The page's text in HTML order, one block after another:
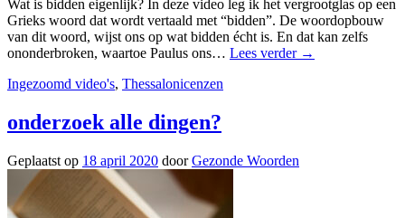
Wat is bidden eigenlijk? In deze video leg ik het vergrootglas op een
Grieks woord dat wordt vertaald met “bidden”. De woordopbouw
van dit woord, wijst ons op wat bidden écht is. En dat kan zelfs
ononderbroken, waartoe Paulus ons… Lees verder →
Ingezoomd video's, Thessalonicenzen
onderzoek alle dingen?
Geplaatst op 18 april 2020 doorGezonde Woorden